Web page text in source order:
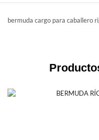
bermuda cargo para caballero